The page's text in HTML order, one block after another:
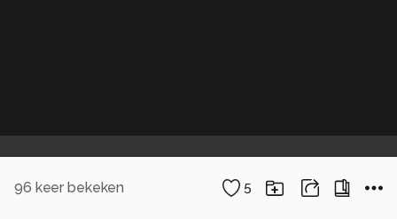
96 keer bekeken 5